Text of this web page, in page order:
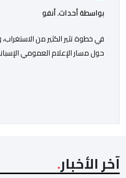
بواسطة أحداث. أنفو
في خطوة تثير الكثير من
حول مسار الإعلام العمومي
الاجتماعية”، يُمثِّل خروجاً غير
آخر الأخبار